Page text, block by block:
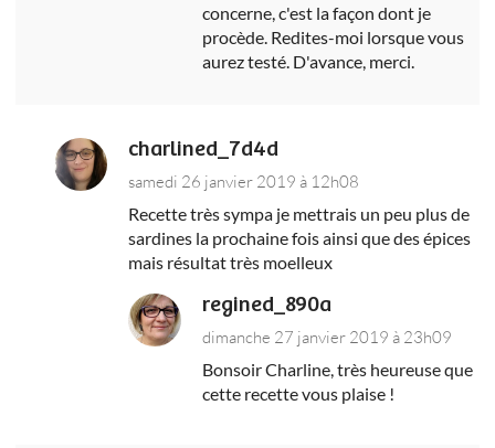
concerne, c'est la façon dont je
procède. Redites-moi lorsque vous
aurez testé. D'avance, merci.
charlined_7d4d
samedi 26 janvier 2019 à 12h08
Recette très sympa je mettrais un peu plus de
sardines la prochaine fois ainsi que des épices
mais résultat très moelleux
regined_890a
dimanche 27 janvier 2019 à 23h09
Bonsoir Charline, très heureuse que
cette recette vous plaise !